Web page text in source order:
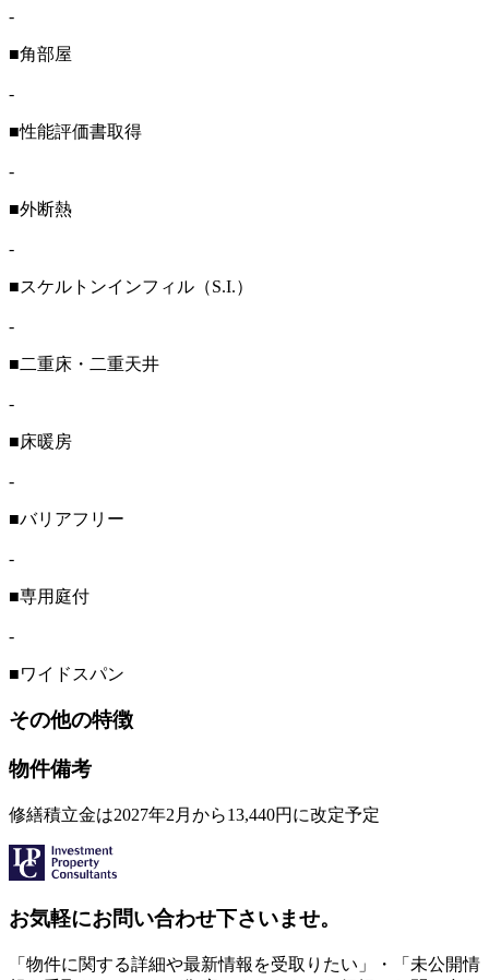
-
■角部屋
-
■性能評価書取得
-
■外断熱
-
■スケルトンインフィル（S.I.）
-
■二重床・二重天井
-
■床暖房
-
■バリアフリー
-
■専用庭付
-
■ワイドスパン
その他の特徴
物件備考
修繕積立金は2027年2⽉から13,440円に改定予定
お気軽にお問い合わせ下さいませ。
「物件に関する詳細や最新情報を受取りたい」・「未公開情